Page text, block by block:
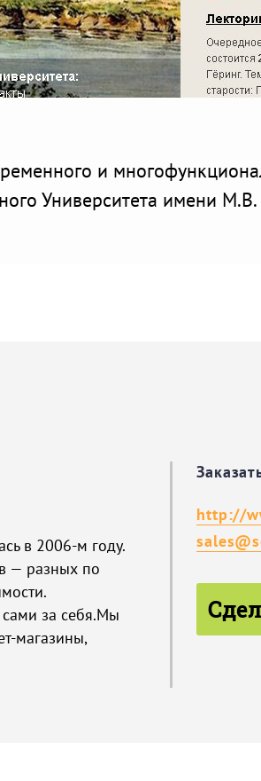
и
Университета имени
в 2006-м году.
— разных по
за себя.Мы
магазины,
http://